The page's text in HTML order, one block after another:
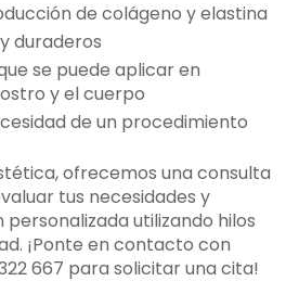
de colágeno y elastina
duraderos
se puede aplicar en
y el cuerpo
de un procedimiento
ofrecemos una consulta
tus necesidades y
utilizando hilos
¡Ponte en contacto con
667 para solicitar una cita!